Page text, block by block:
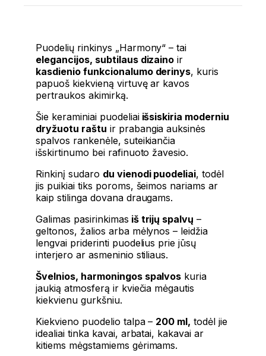
Puodelių rinkinys „Harmony“ – tai
elegancijos, subtilaus dizaino ir
kasdienio funkcionalumo derinys, kuris
papuoš kiekvieną virtuvę ar kavos
pertraukos akimirką.
Šie keraminiai puodeliaiišsiskiria moderniu
dryžuotu raštu ir prabangia auksinės
spalvos rankenėle, suteikiančia
išskirtinumo bei rafinuoto žavesio.
Rinkinį sudaro du vienodi puodeliai, todėl
jis puikiai tiks poroms, šeimos nariams ar
kaip stilinga dovana draugams.
Galimas pasirinkimas iš trijų spalvų –
geltonos, žalios arba mėlynos – leidžia
lengvai priderinti puodelius prie jūsų
interjero ar asmeninio stiliaus.
Švelnios, harmoningos spalvos kuria
jaukią atmosferą ir kviečia mėgautis
kiekvienu gurkšniu.
Kiekvieno puodelio talpa – 200 ml, todėl jie
idealiai tinka kavai, arbatai, kakavai ar
kitiems mėgstamiems gėrimams.